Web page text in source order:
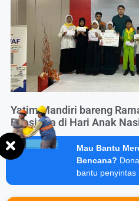
Yatim Mandiri bareng
Beasiswa di Hari Anak
Mau Bantu
Bencana?
bantu penyintas